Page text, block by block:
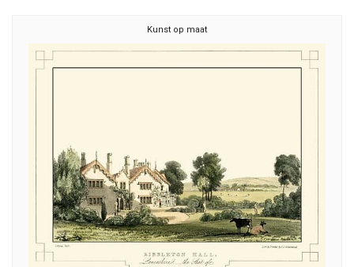
Kunst op maat